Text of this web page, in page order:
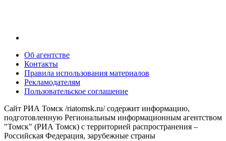
Об агентстве
Контакты
Правила использования материалов
Рекламодателям
Пользовательское соглашение
Сайт РИА Томск /riatomsk.ru/ содержит информацию,
подготовленную Региональным информационным агентством
"Томск" (РИА Томск) с территорией распространения –
Российская Федерация, зарубежные страны